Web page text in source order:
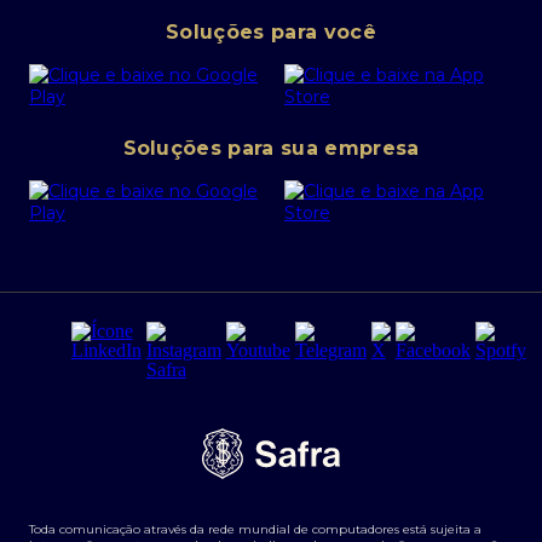
Canal de denúncias
Política de Segurança Cibernética
Portal da Privacidade
PRSAC
Regras e Parâmetros de Atuação Banco Safra
Segurança da Informação
Tarifas e serviços Pessoa Física
Transparência de remuneração
Abra sua conta PJ
SafraPay
Cartão Safra Empresas
Empréstimo e financiamentos PJ
Derivativos
Agronegócios
Soluções para você
Soluções para sua empresa
Toda comunicação através da rede mundial de computadores está sujeita a